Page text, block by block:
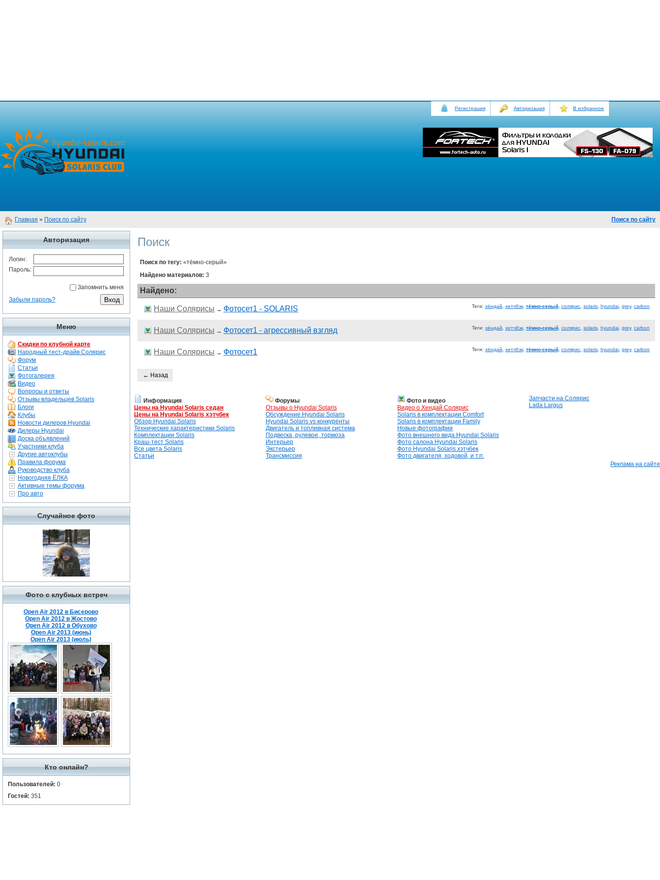
Регистрация Авторизация В избранное
Главная » Поиск по сайту Поиск по сайту
Авторизация
Логин:
Пароль:
Запомнить меня
Забыли пароль?
Меню
Скидки по клубной карте
Народный тест-драйв Солярис
Форум
Статьи
Фотогалерея
Видео
Вопросы и ответы
Отзывы владельцев Solaris
Блоги
Клубы
Новости дилеров Hyundai
Дилеры Hyundai
Доска объявлений
Участники клуба
Другие автоклубы
Правила форума
Руководство клуба
Новогодняя ЁЛКА
Активные темы форума
Про авто
Случайное фото
Фото с клубных встреч
Open Air 2012 в Бисерово
Open Air 2012 в Жостово
Open Air 2012 в Обухово
Open Air 2013 (июнь)
Open Air 2013 (июль)
Кто онлайн?
Пользователей: 0
Гостей: 351
Поиск
Поиск по тегу: «тёмно-серый»
Найдено материалов: 3
Найдено:
Наши Солярисы → Фотосет1 - SOLARIS Теги: хёндай хетчбэк тёмно-серый солярис solaris hyundai grey, carbon
Наши Солярисы → Фотосет1 - агрессивный взгляд Теги: хёндай хетчбэк тёмно-серый солярис solaris hyundai grey, carbon
Наши Солярисы → Фотосет1 Теги: хёндай хетчбэк тёмно-серый солярис solaris hyundai grey, carbon
← Назад
Информация
Цены на Hyundai Solaris седан
Цены на Hyundai Solaris хэтчбек
Обзор Hyundai Solaris
Технические характеристики Solaris
Комплектации Solaris
Краш-тест Solaris
Все цвета Solaris
Статьи
Форумы
Отзывы о Hyundai Solaris
Обсуждение Hyundai Solaris
Hyundai Solaris vs конкуренты
Двигатель и топливная система
Подвеска, рулевое, тормоза
Интерьер
Экстерьер
Трансмиссия
Фото и видео
Видео о Хендай Солярис
Solaris в комплектации Comfort
Solaris в комплектации Family
Новые фотографии
Фото внешнего вида Hyundai Solaris
Фото салона Hyundai Solaris
Фото Hyundai Solaris хэтчбек
Фото двигателя, ходовой, и т.п.
Запчасти на Солярис
Lada Largus
Реклама на сайте